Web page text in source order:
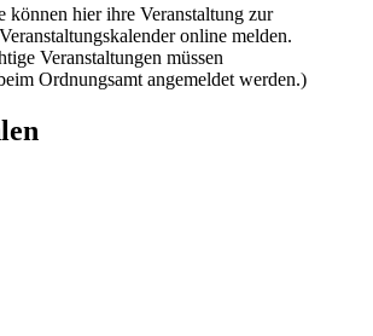
können hier ihre Veranstaltung zur
online melden.
Veranstaltungen müssen
Ordnungsamt angemeldet werden.)